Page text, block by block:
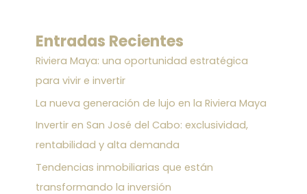
Entradas Recientes
Riviera Maya: una oportunidad estratégica
para vivir e invertir
La nueva generación de lujo en la Riviera Maya
Invertir en San José del Cabo: exclusividad,
rentabilidad y alta demanda
Tendencias inmobiliarias que están
transformando la inversión